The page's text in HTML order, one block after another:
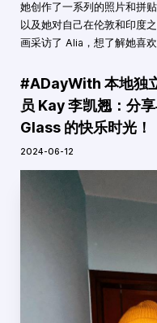
她创作了一系列的照片和拼
以及她对自己在伦敦和印度
画采访了 Alia，想了解她喜
#ADayWith 本地独
员 Kay 李凯翘：分
Glass 的快乐时光！
2024-06-12